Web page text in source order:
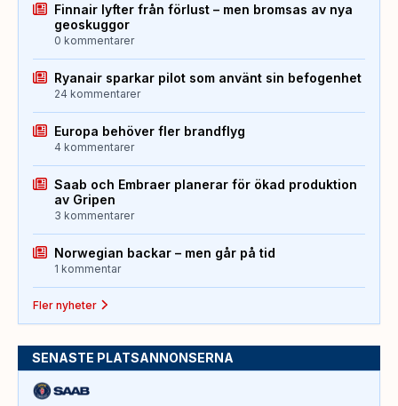
Finnair lyfter från förlust – men bromsas av nya
geoskuggor
0 kommentarer
Ryanair sparkar pilot som använt sin befogenhet
24 kommentarer
Europa behöver fler brandflyg
4 kommentarer
Saab och Embraer planerar för ökad produktion
av Gripen
3 kommentarer
Norwegian backar – men går på tid
1 kommentar
Fler nyheter
SENASTE PLATSANNONSERNA